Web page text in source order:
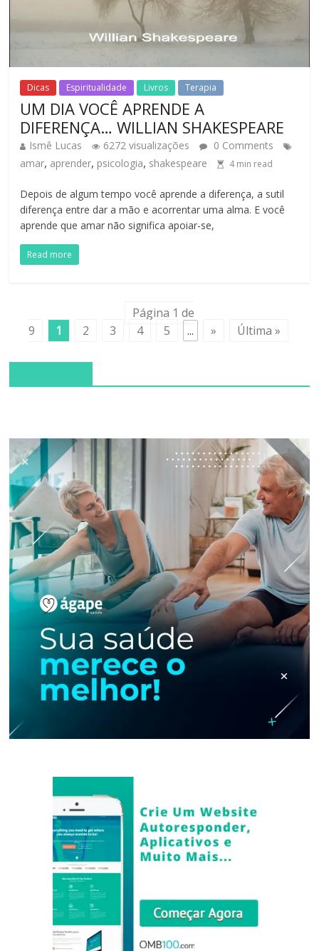
Dicas Espiritualidade Livros Terapia
UM DIA VOCÊ APRENDE A
DIFERENÇA… WILLIAN SHAKESPEARE
Ismê Lucas 6272 visualizações
0 Comments
amar, aprender, psicologia, shakespeare 4min read
Depois de algum tempo você aprende a diferença, a sutil
diferença entre dar a mão e acorrentar uma alma. E você
aprende que amar não significa apoiar-se,
Read more
Página 1 de
9
1 2 3 4 5 ... » Última »